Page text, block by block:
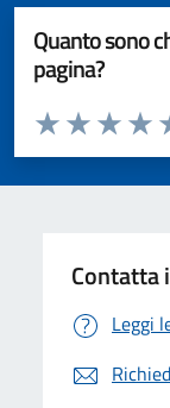
Quanto sono
pagina?
Valuta da 1 a 5
Valuta 3
Valuta 2
Valuta 1 stelle
Contatta
Leggi